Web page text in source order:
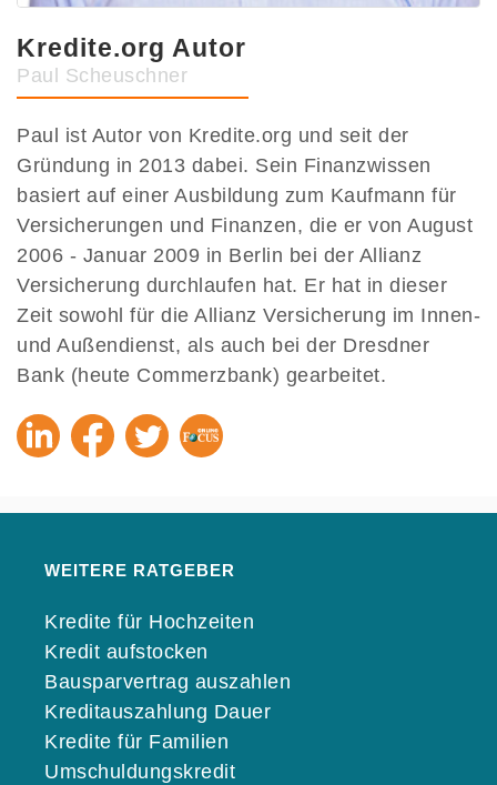
Kredite.org Autor
Paul Scheuschner
Paul ist Autor von Kredite.org und seit der
Gründung in 2013 dabei. Sein Finanzwissen
basiert auf einer Ausbildung zum Kaufmann für
Versicherungen und Finanzen, die er von August
2006 - Januar 2009 in Berlin bei der Allianz
Versicherung durchlaufen hat. Er hat in dieser
Zeit sowohl für die Allianz Versicherung im Innen-
und Außendienst, als auch bei der Dresdner
Bank (heute Commerzbank) gearbeitet.
WEITERE RATGEBER
Kredite für Hochzeiten
Kredit aufstocken
Bausparvertrag auszahlen
Kreditauszahlung Dauer
Kredite für Familien
Umschuldungskredit